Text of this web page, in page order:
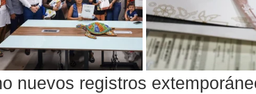
nuevos registros